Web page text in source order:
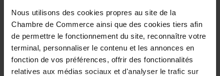
Nous utilisons des cookies propres au site de la
Chambre de Commerce ainsi que des cookies tiers afin
de permettre le fonctionnement du site, reconnaître votre
terminal, personnaliser le contenu et les annonces en
fonction de vos préférences, offrir des fonctionnalités
relatives aux médias sociaux et d'analyser le trafic sur
09.11.2023 - PaperJam Newsletter
Restaurer la rentabilité des entreprises, une priorité